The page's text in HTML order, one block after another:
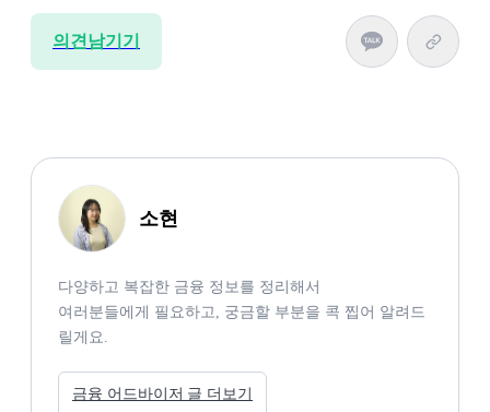
의견남기기
소현
다양하고 복잡한 금융 정보를 정리해서
여러분들에게 필요하고, 궁금할 부분을 콕 찝어 알려드
릴게요.
금융 어드바이저 글 더보기